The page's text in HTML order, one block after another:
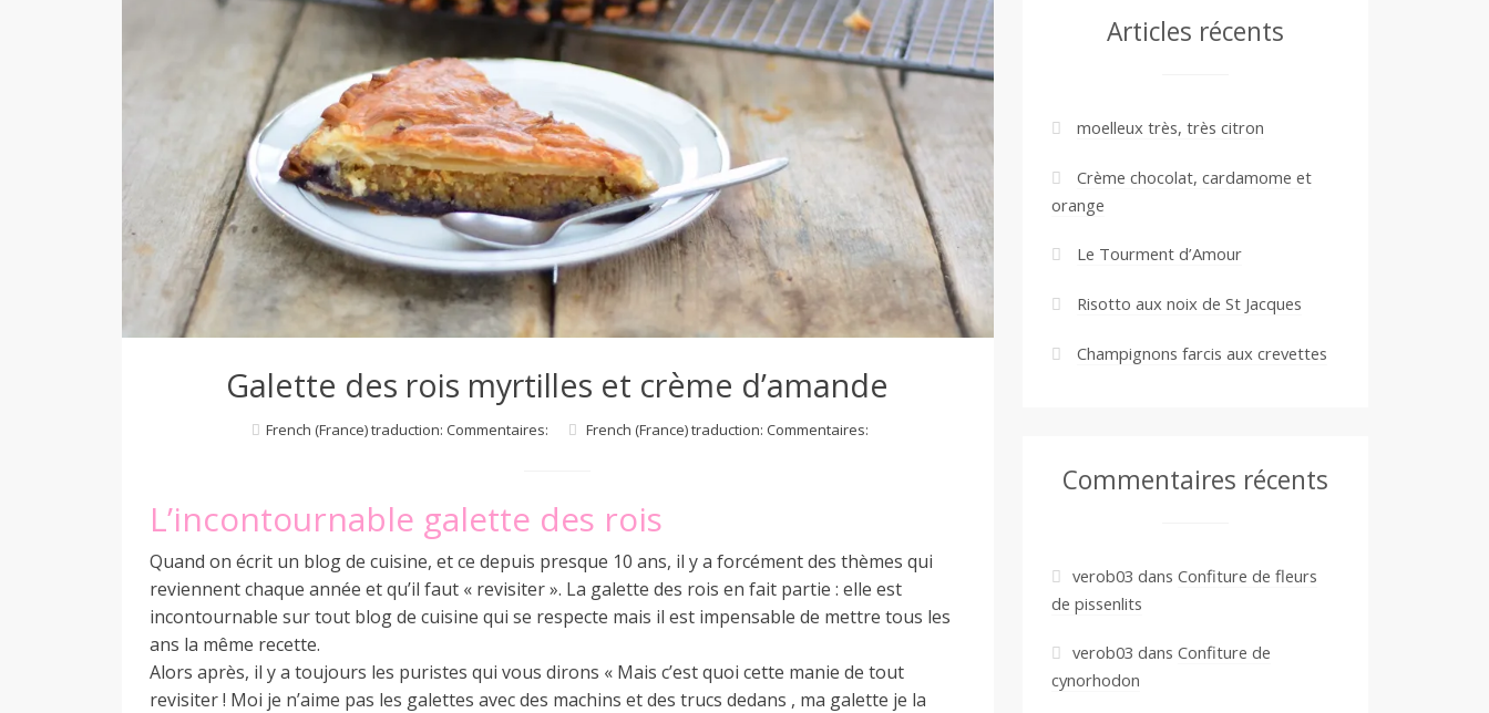
d
e
M
a
n
Galette des rois myrtilles et crème d’amande
French (France) traduction: Commentaires: French (France) traduction: Commentaires:
L’incontournable galette des rois
Quand on écrit un blog de cuisine, et ce depuis presque 10 ans, il y a forcément des thèmes qui
reviennent chaque année et qu’il faut « revisiter ». La galette des rois en fait partie : elle est
incontournable sur tout blog de cuisine qui se respecte mais il est impensable de mettre tous les
ans la même recette.
Alors après, il y a toujours les puristes qui vous dirons « Mais c’est quoi cette manie de tout
revisiter ! Moi je n’aime pas les galettes avec des machins et des trucs dedans , ma galette je la
Articles récents
moelleux très, très citron
Crème chocolat, cardamome et
orange
Le Tourment d’Amour
Risotto aux noix de St Jacques
Champignons farcis aux crevettes
Commentaires récents
verob03 dans Confiture de fleurs
de pissenlits
verob03 dans Confiture de
cynorhodon